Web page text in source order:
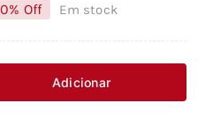
Off Em stock
Adicionar